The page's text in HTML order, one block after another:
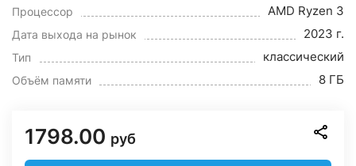
Процессор AMD Ryzen 3
Дата выхода на рынок 2023 г.
Тип классический
Объём памяти 8 ГБ
1798.00 руб